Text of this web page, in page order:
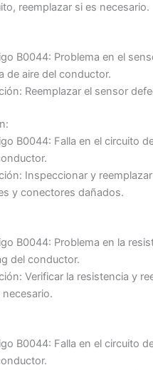
reemplazar si es necesario.
B0044: Problema en el
de aire del conductor.
Reemplazar el sensor
B0044: Falla en el circuito
Inspeccionar y
y conectores dañados.
B0044: Problema en la
del conductor.
Verificar la resistencia y
necesario.
B0044: Falla en el circuito